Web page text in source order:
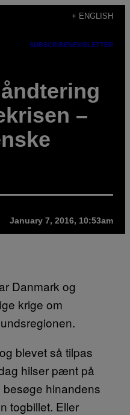
+ ENGLISH
SUBSCRIBENEWSLETTER
–
January 7, 2016, 10:53am
Danmark og
krige om
blevet så tilpas
hilser pænt på
hinandens
togbillet. Eller